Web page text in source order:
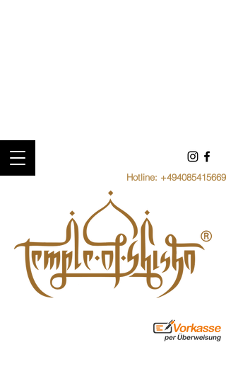
Hotline: +494085415669